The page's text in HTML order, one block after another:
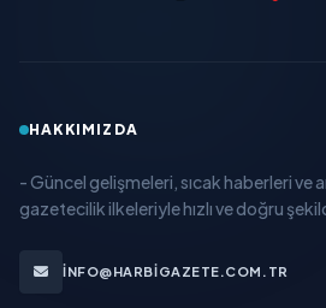
HAKKIMIZDA
- Güncel gelişmeleri, sıcak haberleri ve
gazetecilik ilkeleriyle hızlı ve doğru
INFO@HARBIGAZETE.COM.TR